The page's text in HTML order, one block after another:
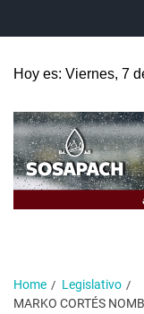
Hoy es: Viernes, 7
Home
Legislativo
MARKO CORTÉS